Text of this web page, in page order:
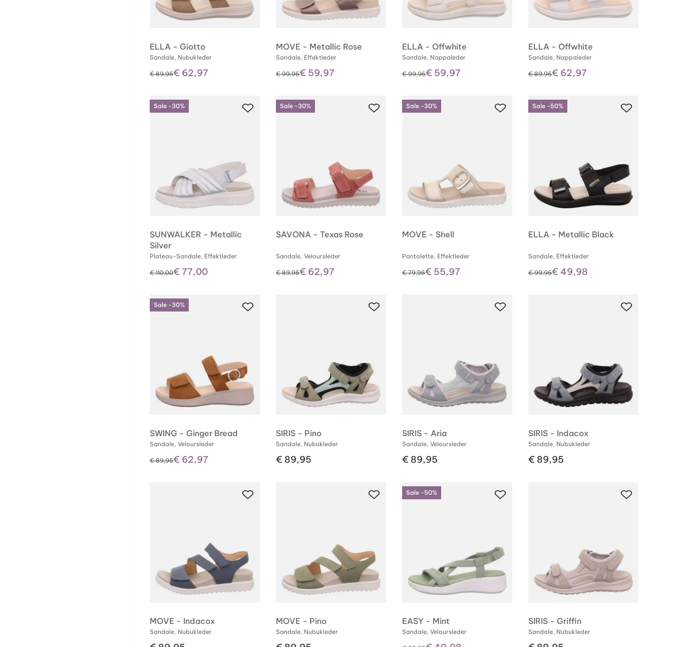
ELLA - Giotto
Sandale, Nubukleder
statt
€ 89,95€ 62,97
MOVE - Metallic Rose
Sandale, Effektleder
statt
€ 99,95€ 59,97
ELLA - Offwhite
Sandale, Nappaleder
statt
€ 99,95€ 59,97
ELLA - Offwhite
Sandale, Nappaleder
statt
€ 89,95€ 62,97
Sale -30%
SUNWALKER - Metallic
Silver
Plateau-Sandale, Effektleder
statt
€ 110,00€ 77,00
Sale -30%
SAVONA - Texas Rose
Sandale, Veloursleder
statt
€ 89,95€ 62,97
Sale -30%
MOVE - Shell
Pantolette, Effektleder
statt
€ 79,95€ 55,97
Sale -50%
ELLA - Metallic Black
Sandale, Effektleder
statt
€ 99,95€ 49,98
Sale -30%
SWING - Ginger Bread
Sandale, Veloursleder
statt
€ 89,95€ 62,97
SIRIS - Pino
Sandale, Nubukleder
€ 89,95
SIRIS - Aria
Sandale, Veloursleder
€ 89,95
SIRIS - Indacox
Sandale, Nubukleder
€ 89,95
MOVE - Indacox
Sandale, Nubukleder
MOVE - Pino
Sandale, Nubukleder
Sale -50%
EASY - Mint
Sandale, Veloursleder
SIRIS - Griffin
Sandale, Nubukleder